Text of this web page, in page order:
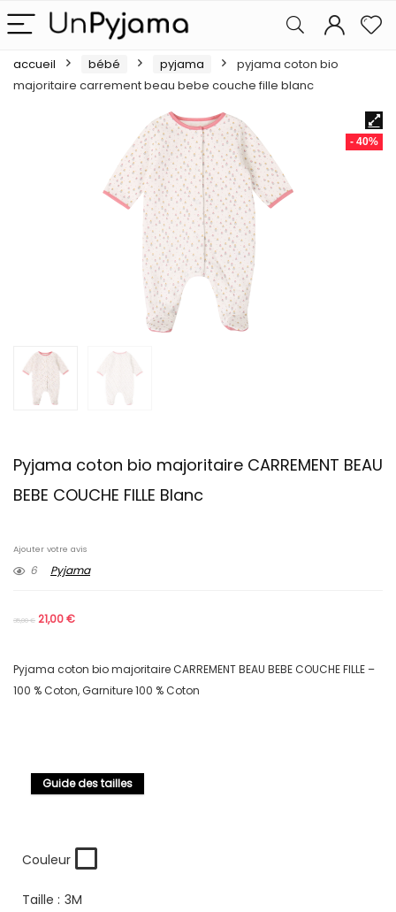
accueil bébé pyjama
pyjama coton bio
majoritaire carrement beau bebe couche fille blanc
- 40%
Pyjama coton bio majoritaire CARREMENT BEAU
BEBE COUCHE FILLE Blanc
Ajouter votre avis
6 Pyjama
35,00€ 21,00€
Pyjama coton bio majoritaire CARREMENT BEAU BEBE COUCHE FILLE –
100 % Coton, Garniture 100 % Coton
Guide des tailles
Couleur
Taille : 3M